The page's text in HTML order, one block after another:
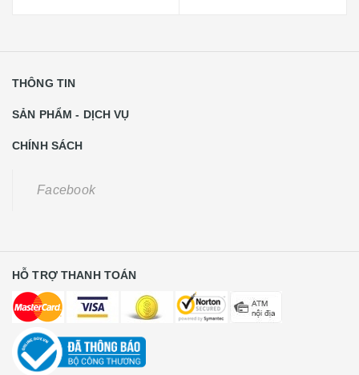
THÔNG TIN
SẢN PHẨM - DỊCH VỤ
CHÍNH SÁCH
Facebook
HỖ TRỢ THANH TOÁN